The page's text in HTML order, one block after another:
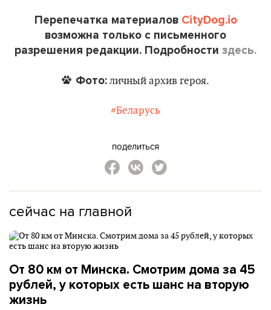
Перепечатка материалов CityDog.io
возможна только с письменного
разрешения редакции. Подробности здесь.
Фото: личный архив героя.
#Беларусь
поделиться
сейчас на главной
От 80 км от Минска. Смотрим дома за 45
рублей, у которых есть шанс на вторую
жизнь